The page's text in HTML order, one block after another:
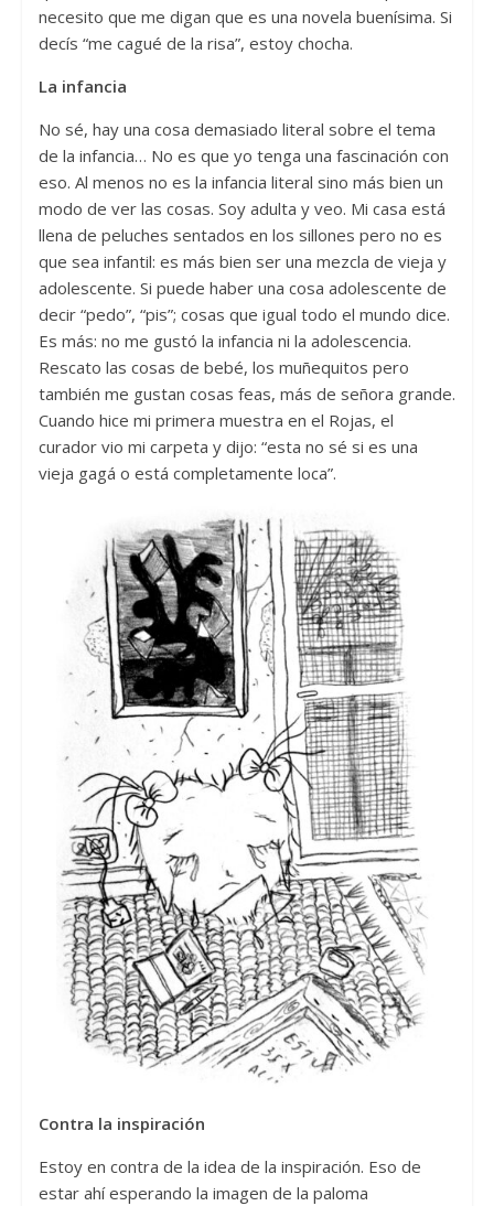
necesito que me digan que es una novela buenísima. Si
decís “me cagué de la risa”, estoy chocha.
La infancia
No sé, hay una cosa demasiado literal sobre el tema
de la infancia… No es que yo tenga una fascinación con
eso. Al menos no es la infancia literal sino más bien un
modo de ver las cosas. Soy adulta y veo. Mi casa está
llena de peluches sentados en los sillones pero no es
que sea infantil: es más bien ser una mezcla de vieja y
adolescente. Si puede haber una cosa adolescente de
decir “pedo”, “pis”; cosas que igual todo el mundo dice.
Es más: no me gustó la infancia ni la adolescencia.
Rescato las cosas de bebé, los muñequitos pero
también me gustan cosas feas, más de señora grande.
Cuando hice mi primera muestra en el Rojas, el
curador vio mi carpeta y dijo: “esta no sé si es una
vieja gagá o está completamente loca”.
Contra la inspiración
Estoy en contra de la idea de la inspiración. Eso de
estar ahí esperando la imagen de la paloma